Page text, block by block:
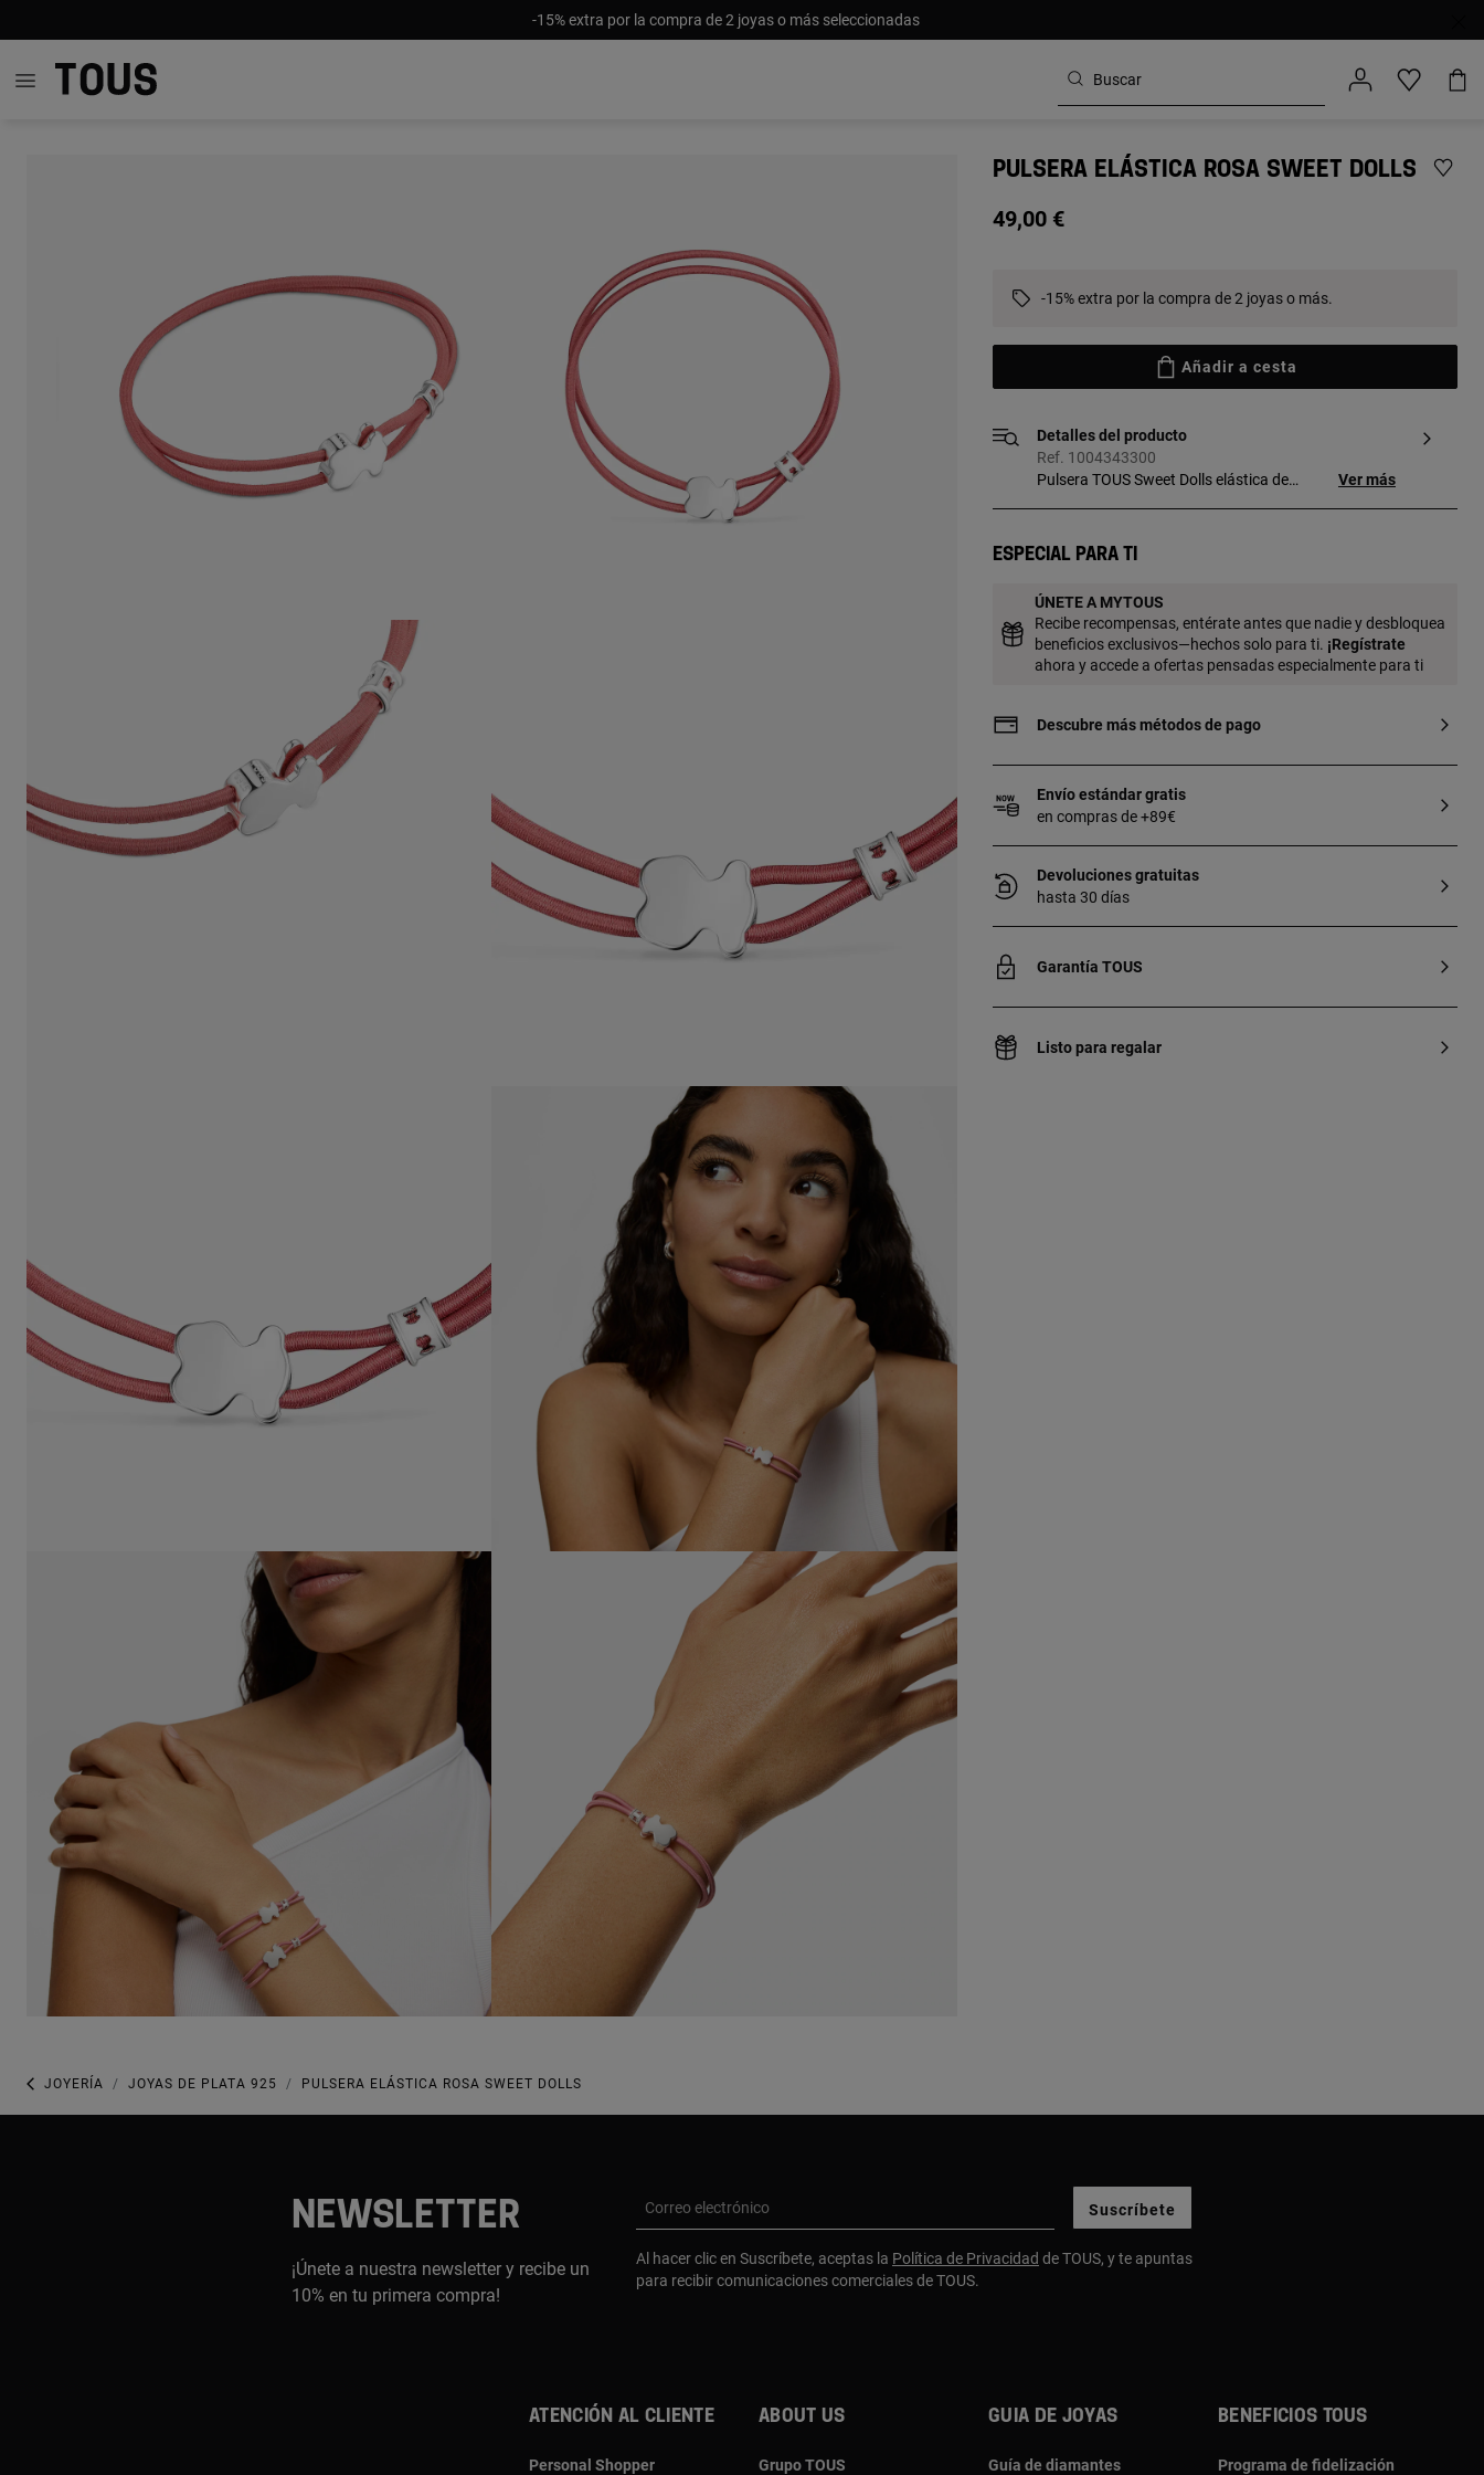
-15% extra por la compra de 2 joyas o más seleccionadas
PULSERA ELÁSTICA ROSA SWEET DOLLS
49,00 €
-15% extra por la compra de 2 joyas o más.
Añadir a cesta
Detalles del producto
Ref. 1004343300
Pulsera TOUS Sweet Dolls elástica de
Fundición. Tamaño oso: 11 x 8 mm. Si
ponte en contacto con nuestro Personal
Shopper. Contacto personal shopper: 900
777 900
Ver más
Especial para ti
ÚNETE A MYTOUS
Recibe recompensas, entérate antes que nadie y desbloquea
beneficios exclusivos—hechos solo para ti. ¡Regístrate
ahora y accede a ofertas pensadas especialmente para ti
Descubre más métodos de pago
Envío estándar gratis
en compras de +89€
Devoluciones gratuitas
hasta 30 días
Garantía TOUS
Listo para regalar
JOYERÍA JOYAS DE PLATA 925 PULSERA ELÁSTICA ROSA SWEET DOLLS
NEWSLETTER
¡Únete a nuestra newsletter y recibe un
10% en tu primera compra!
Correo electrónico Suscríbete
Al hacer clic en Suscríbete, aceptas la Política de Privacidad de TOUS, y te apuntas
para recibir comunicaciones comerciales de TOUS.
Atención al cliente
Personal Shopper
About us
Grupo TOUS
Guia de joyas
Guía de diamantes
Beneficios TOUS
Programa de fidelización